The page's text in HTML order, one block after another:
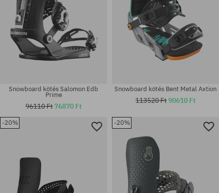
M; L
Snowboard kötés Salomon Edb
Prime
96110 Ft 76870 Ft
Snowboard kötés Bent Metal Axtion
113520 Ft90610 Ft
-20% -20%